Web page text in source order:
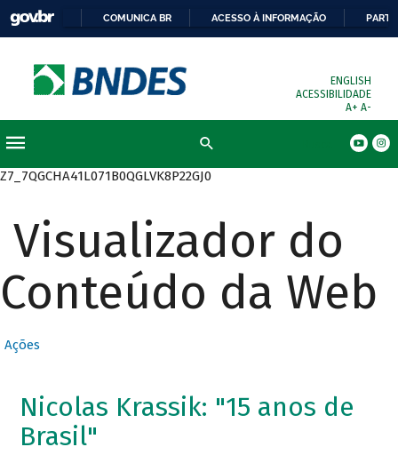
COMUNICA BR ACESSO À INFORMAÇÃO
ENGLISH
ACESSIBILIDADE
A+ A-
Z7_7QGCHA41L071B0QGLVK8P22GJ0
Visualizador do
Conteúdo da Web
Ações
Nicolas Krassik: "15 anos de
Brasil"